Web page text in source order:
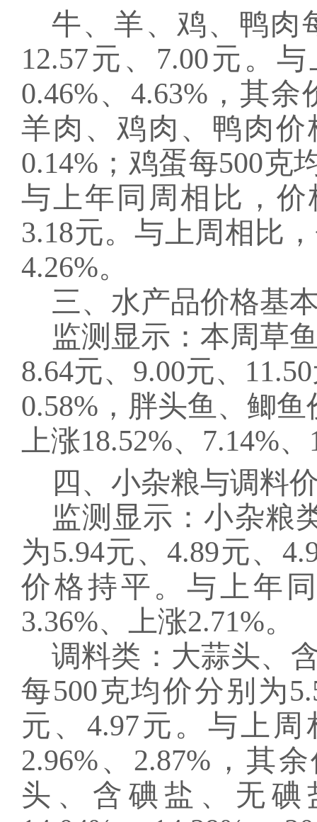
牛、羊、鸡、鸭肉
12.57元、7.00元。
0.46%、4.63%，其
羊肉、鸡肉、鸭肉价
0.14%；鸡蛋每500克
与上年同周相比，价
3.18元。与上周相比
4.26%。
三、水产品价格基
监测显示：本周草
8.64元、9.00元、
0.58%，胖头鱼、鲫
上涨18.52%、7.14%
四、小杂粮与调料
监测显示：小杂粮
为5.94元、4.89元、
价格持平。与上年
3.36%、上涨2.71%。
调料类：大蒜头、
每500克均价分别为
元、4.97元。与上
2.96%、2.87%，其
头、含碘盐、无碘